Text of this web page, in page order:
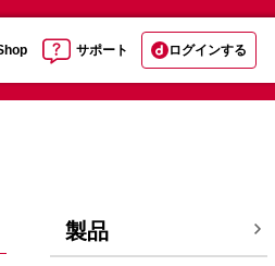
サポート ログインする
製品